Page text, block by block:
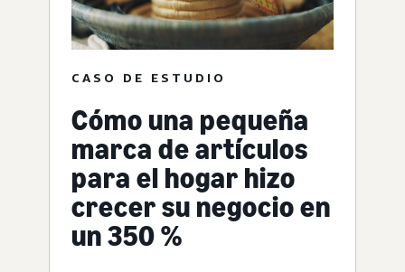
CASO DE ESTUDIO
Cómo una pequeña
marca de artículos
para el hogar hizo
crecer su negocio en
un 350 %